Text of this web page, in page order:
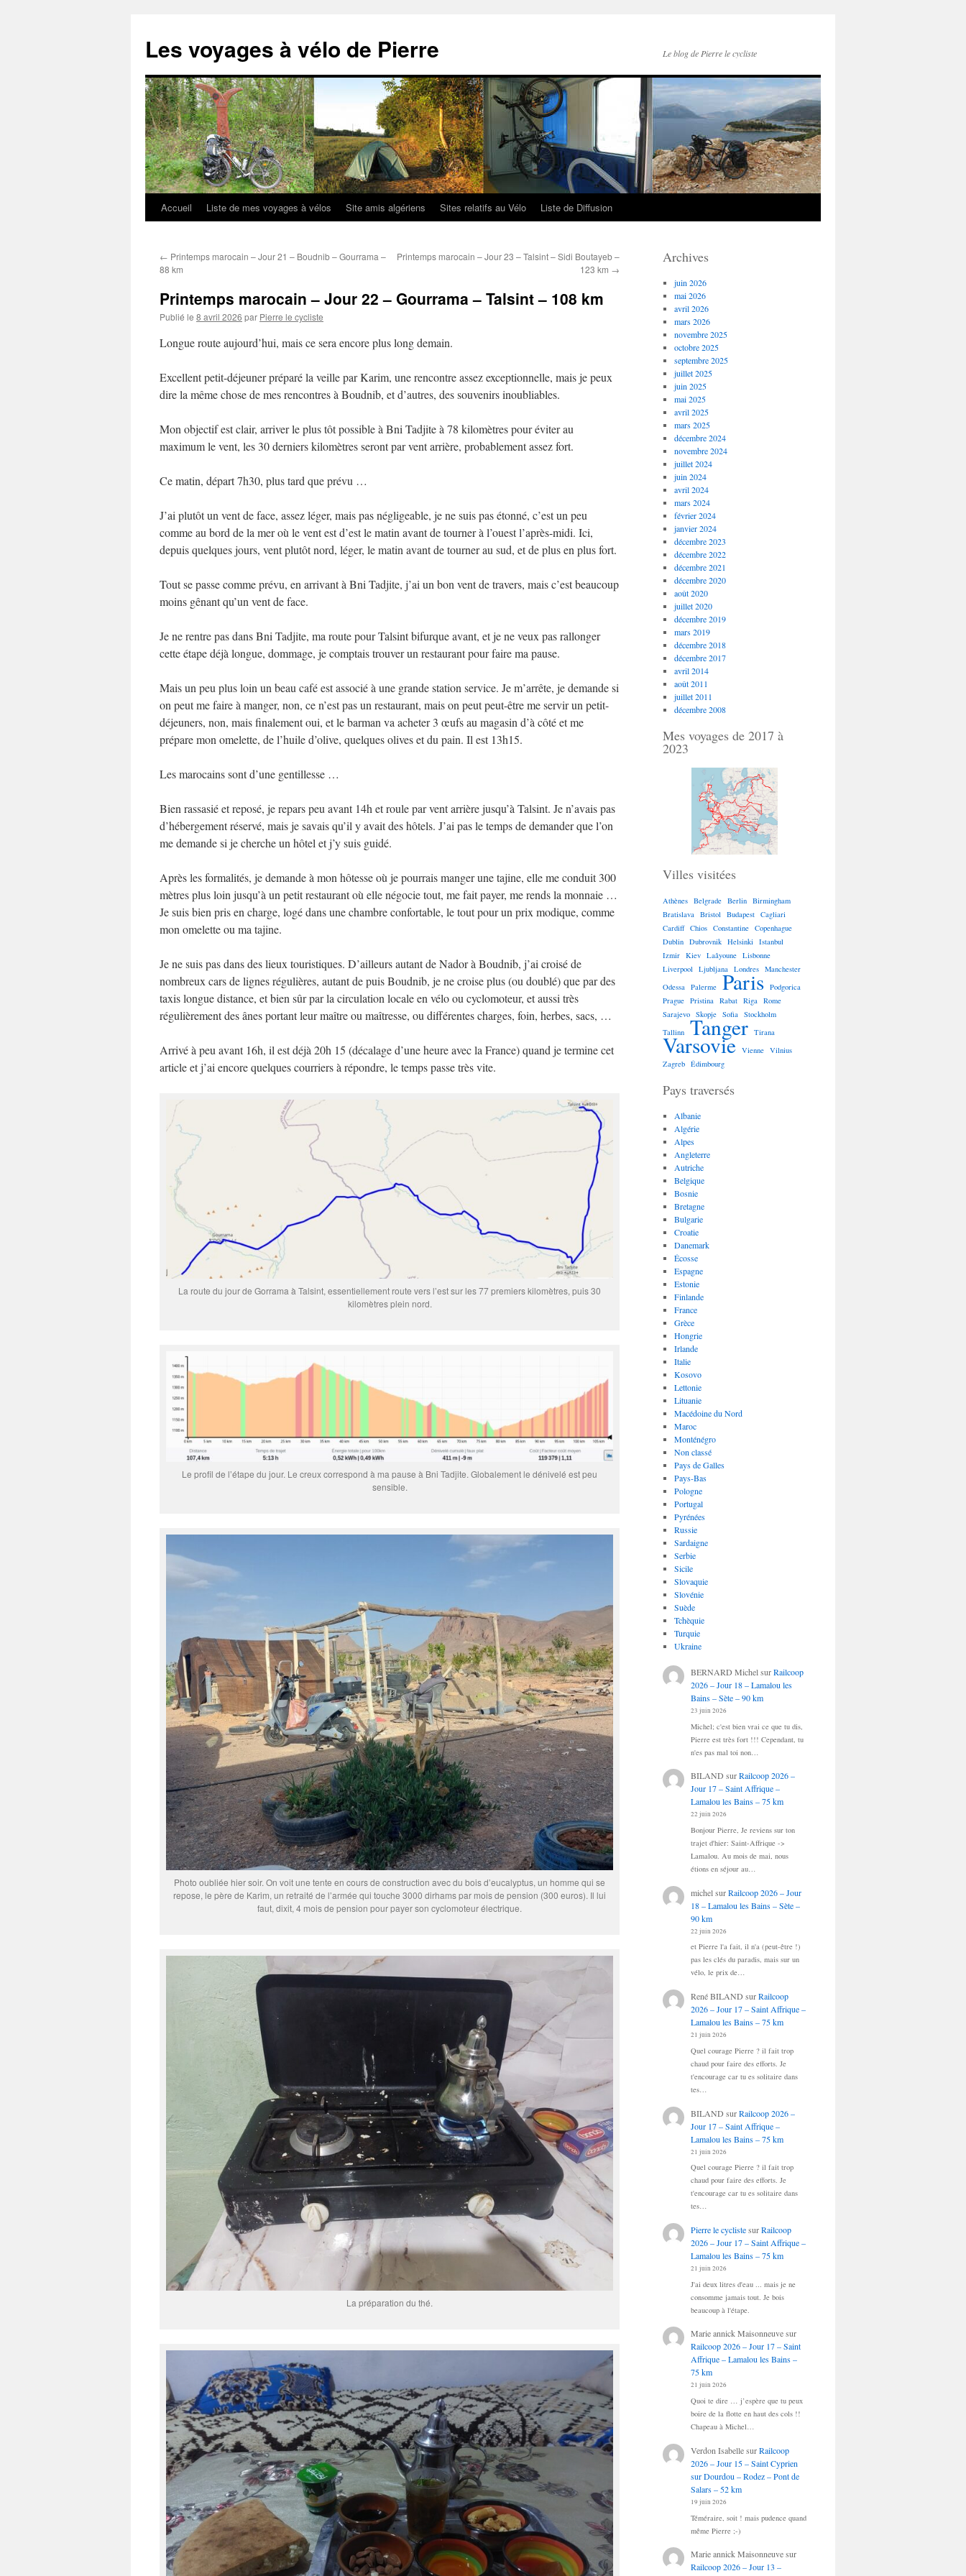
contenu
Les voyages à vélo de Pierre Le blog de Pierre le cycliste
Accueil Liste de mes voyages à vélos Site amis algériens Sites relatifs au Vélo Liste de Diffusion
← Printemps marocain – Jour 21 – Boudnib – Gourrama –
88 km
Printemps marocain – Jour 23 – Talsint – Sidi Boutayeb –
123 km →
Printemps marocain – Jour 22 – Gourrama – Talsint – 108 km
Publié le 8 avril 2026 par Pierre le cycliste
Longue route aujourd’hui, mais ce sera encore plus long demain.
Excellent petit-déjeuner préparé la veille par Karim, une rencontre assez exceptionnelle, mais je peux
dire la même chose de mes rencontres à Boudnib, et d’autres, des souvenirs inoubliables.
Mon objectif est clair, arriver le plus tôt possible à Bni Tadjite à 78 kilomètres pour éviter au
maximum le vent, les 30 derniers kilomètres seront par vent arrière, probablement assez fort.
Ce matin, départ 7h30, plus tard que prévu …
J’ai plutôt un vent de face, assez léger, mais pas négligeable, je ne suis pas étonné, c’est un peu
comme au bord de la mer où le vent est d’est le matin avant de tourner à l’ouest l’après-midi. Ici,
depuis quelques jours, vent plutôt nord, léger, le matin avant de tourner au sud, et de plus en plus fort.
Tout se passe comme prévu, en arrivant à Bni Tadjite, j’ai un bon vent de travers, mais c’est beaucoup
moins gênant qu’un vent de face.
Je ne rentre pas dans Bni Tadjite, ma route pour Talsint bifurque avant, et je ne veux pas rallonger
cette étape déjà longue, dommage, je comptais trouver un restaurant pour faire ma pause.
Mais un peu plus loin un beau café est associé à une grande station service. Je m’arrête, je demande si
on peut me faire à manger, non, ce n’est pas un restaurant, mais on peut peut-être me servir un petit-
déjeuners, non, mais finalement oui, et le barman va acheter 3 œufs au magasin d’à côté et me
prépare mon omelette, de l’huile d’olive, quelques olives et du pain. Il est 13h15.
Les marocains sont d’une gentillesse …
Bien rassasié et reposé, je repars peu avant 14h et roule par vent arrière jusqu’à Talsint. Je n’avais pas
d’hébergement réservé, mais je savais qu’il y avait des hôtels. J’ai pas le temps de demander que l’on
me demande si je cherche un hôtel et j’y suis guidé.
Après les formalités, je demande à mon hôtesse où je pourrais manger une tajine, elle me conduit 300
mètres plus loin jusqu’à un petit restaurant où elle négocie tout, me fait payer, me rends la monnaie …
Je suis bien pris en charge, logé dans une chambre confortable, le tout pour un prix modique, comme
mon omelette ou ma tajine.
Je ne suis pas dans des lieux touristiques. D’ailleurs autant de Nador à Boudnib, j’ai croisé de
nombreux cars de lignes régulières, autant de puis Boudnib, je ne croise plus (ou doublé) que par des
taxis longue distance, et bien sûr par la circulation locale en vélo ou cyclomoteur, et aussi très
régulièrement des ânes portant leur maître ou maîtresse, ou différentes charges, foin, herbes, sacs, …
Arrivé à peu avant 16h, il est déjà 20h 15 (décalage d’une heure avec la France) quand je termine cet
article et j’ai encore quelques courriers à répondre, le temps passe très vite.
La route du jour de Gorrama à Talsint, essentiellement route vers l’est sur les 77 premiers kilomètres, puis 30
kilomètres plein nord.
Le profil de l’étape du jour. Le creux correspond à ma pause à Bni Tadjite. Globalement le dénivelé est peu
sensible.
Photo oubliée hier soir. On voit une tente en cours de construction avec du bois d’eucalyptus, un homme qui se
repose, le père de Karim, un retraité de l’armée qui touche 3000 dirhams par mois de pension (300 euros). Il lui
faut, dixit, 4 mois de pension pour payer son cyclomoteur électrique.
La préparation du thé.
Archives
juin 2026
mai 2026
avril 2026
mars 2026
novembre 2025
octobre 2025
septembre 2025
juillet 2025
juin 2025
mai 2025
avril 2025
mars 2025
décembre 2024
novembre 2024
juillet 2024
juin 2024
avril 2024
mars 2024
février 2024
janvier 2024
décembre 2023
décembre 2022
décembre 2021
décembre 2020
août 2020
juillet 2020
décembre 2019
mars 2019
décembre 2018
décembre 2017
avril 2014
août 2011
juillet 2011
décembre 2008
Mes voyages de 2017 à
2023
Villes visitées
Athènes Belgrade Berlin Birmingham
Bratislava
Bristol Budapest Cagliari
Cardiff Chios Constantine Copenhague
Dublin Dubrovnik Helsinki
Istanbul
Izmir Kiev Laâyoune Lisbonne
Liverpool
Ljubljana Londres Manchester
Odessa
Palerme Paris Podgorica
Prague Pristina Rabat Riga
Rome
Sarajevo Skopje Sofia
Stockholm
Tallinn Tanger Tirana
Varsovie Vienne Vilnius
Zagreb Édimbourg
Pays traversés
Albanie
Algérie
Alpes
Angleterre
Autriche
Belgique
Bosnie
Bretagne
Bulgarie
Croatie
Danemark
Écosse
Espagne
Estonie
Finlande
France
Grèce
Hongrie
Irlande
Italie
Kosovo
Lettonie
Lituanie
Macédoine du Nord
Maroc
Monténégro
Non classé
Pays de Galles
Pays-Bas
Pologne
Portugal
Pyrénées
Russie
Sardaigne
Serbie
Sicile
Slovaquie
Slovénie
Suède
Tchèquie
Turquie
Ukraine
BERNARD MichelsurRailcoop
2026 – Jour 18 – Lamalou les
Bains – Sète – 90 km
23 juin 2026
Michel; c'est bien vrai ce que tu dis,
Pierre est très fort !!! Cependant, tu
n'es pas mal toi non…
BILAND surRailcoop 2026 –
Jour 17 – Saint Affrique –
Lamalou les Bains – 75 km
22 juin 2026
Bonjour Pierre, Je reviens sur ton
trajet d'hier: Saint-Affrique ->
Lamalou. Au mois de mai, nous
étions en séjour au…
michelsurRailcoop 2026 – Jour
18 – Lamalou les Bains – Sète –
90 km
22 juin 2026
et Pierre l'a fait, il n'a (peut-être !)
pas les clés du paradis, mais sur un
vélo, le prix de…
René BILAND surRailcoop
2026 – Jour 17 – Saint Affrique –
Lamalou les Bains – 75 km
21 juin 2026
Quel courage Pierre ? il fait trop
chaud pour faire des efforts. Je
t'encourage car tu es solitaire dans
tes…
BILAND surRailcoop 2026 –
Jour 17 – Saint Affrique –
Lamalou les Bains – 75 km
21 juin 2026
Quel courage Pierre ? il fait trop
chaud pour faire des efforts. Je
t'encourage car tu es solitaire dans
tes…
Pierre le cyclistesurRailcoop
2026 – Jour 17 – Saint Affrique –
Lamalou les Bains – 75 km
21 juin 2026
J'ai deux litres d'eau ... mais je ne
consomme jamais tout. Je bois
beaucoup à l'étape.
Marie annick Maisonneuvesur
Railcoop 2026 – Jour 17 – Saint
Affrique – Lamalou les Bains –
75 km
21 juin 2026
Quoi te dire … j’espère que tu peux
boire de la flotte en haut des cols !!
Chapeau à Michel…
Verdon IsabellesurRailcoop
2026 – Jour 15 – Saint Cyprien
sur Dourdou – Rodez – Pont de
Salars – 52 km
19 juin 2026
Téméraire, soit ! mais pudence quand
même Pierre ;-)
Marie annick Maisonneuvesur
Railcoop 2026 – Jour 13 –